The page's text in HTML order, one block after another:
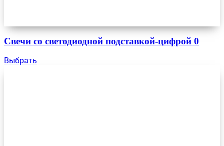
Свечи со светодиодной подставкой-цифрой 0
Выбрать